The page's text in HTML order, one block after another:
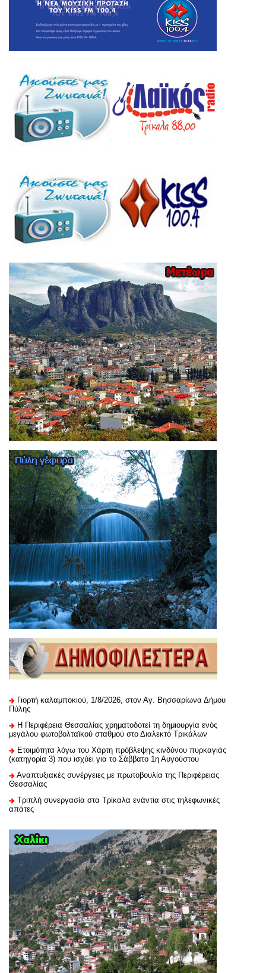
Γιορτή καλαμποκιού, 1/8/2026, στον Αγ. Βησσαρίωνα Δήμου
Πύλης
H Περιφέρεια Θεσσαλίας χρηματοδοτεί τη δημιουργία ενός
μεγάλου φωτοβολταϊκού σταθμού στο Διαλεκτό Τρικάλων
Ετοιμότητα λόγω του Χάρτη πρόβλεψης κινδύνου πυρκαγιάς
(κατηγορία 3) που ισχύει για το Σάββατο 1η Αυγούστου
Αναπτυξιακές συνέργειες με πρωτοβουλία της Περιφέρειας
Θεσσαλίας
Τριπλή συνεργασία στα Τρίκαλα ενάντια στις τηλεφωνικές
απάτες